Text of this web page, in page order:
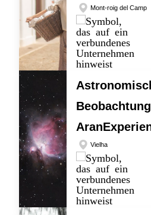
Mont-roig del Camp
Vielha